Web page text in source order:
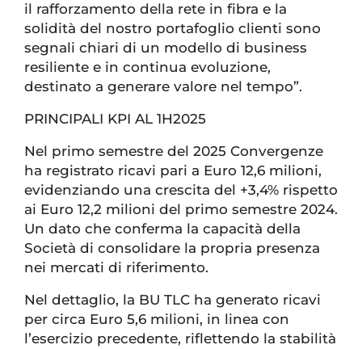
il rafforzamento della rete in fibra e la
solidità del nostro portafoglio clienti sono
segnali chiari di un modello di business
resiliente e in continua evoluzione,
destinato a generare valore nel tempo”.
PRINCIPALI KPI AL 1H2025
Nel primo semestre del 2025 Convergenze
ha registrato ricavi pari a Euro 12,6 milioni,
evidenziando una crescita del +3,4% rispetto
ai Euro 12,2 milioni del primo semestre 2024.
Un dato che conferma la capacità della
Società di consolidare la propria presenza
nei mercati di riferimento.
Nel dettaglio, la BU TLC ha generato ricavi
per circa Euro 5,6 milioni, in linea con
l’esercizio precedente, riflettendo la stabilità